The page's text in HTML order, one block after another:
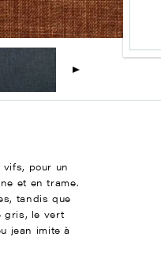
pour un
et en trame.
tandis que
gris, le vert
jean imite à